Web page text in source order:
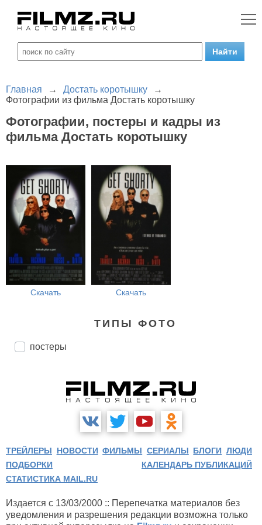
Главная → Достать коротышку
→
Фотографии из фильма Достать коротышку
Фотографии, постеры и кадры из
фильма Достать коротышку
Скачать Скачать
ТИПЫ ФОТО
постеры
ТРЕЙЛЕРЫ НОВОСТИ ФИЛЬМЫ СЕРИАЛЫ БЛОГИ ЛЮДИ
ПОДБОРКИ
КАЛЕНДАРЬ ПУБЛИКАЦИЙ
СТАТИСТИКА MAIL.RU
Издается с 13/03/2000 :: Перепечатка материалов без
уведомления и разрешения редакции возможна только